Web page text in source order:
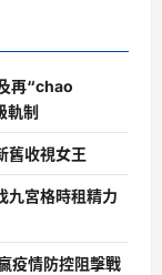
再“chao
軌制
舊收視女王
九宮格時租精力
疫情防控阻擊戰